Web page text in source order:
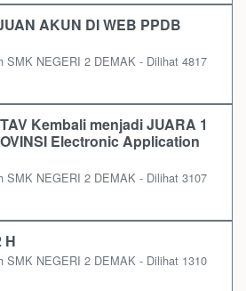
AKUN DI WEB PPDB
SMK NEGERI 2 DEMAK - Dilihat 4817
Kembali menjadi JUARA 1
Electronic Application
SMK NEGERI 2 DEMAK - Dilihat 3107
H
SMK NEGERI 2 DEMAK - Dilihat 1310